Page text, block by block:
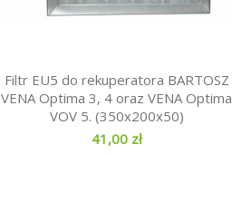
Filtr EU5 do rekuperatora BARTOSZ
VENA Optima 3, 4 oraz VENA Optima
VOV 5. (350x200x50)
41,00 zł